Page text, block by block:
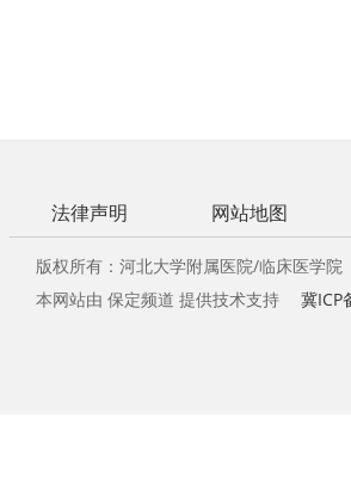
法律声明 网站地图
版权所有：河北大学附属医院/临床医学
本网站由 保定频道 提供技术支持 冀ICP